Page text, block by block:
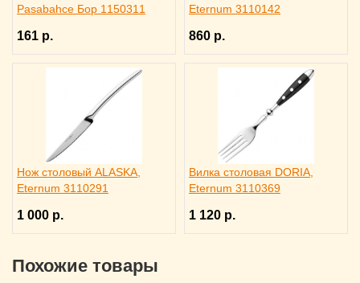
Pasabahce Бор 1150311
161 р.
Eternum 3110142
860 р.
Нож столовый ALASKA,
Eternum 3110291
1 000 р.
Вилка столовая DORIA,
Eternum 3110369
1 120 р.
Похожие товары